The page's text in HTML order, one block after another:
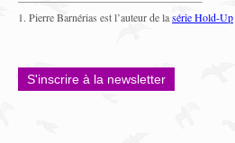
1. Pierre Barnérias est l’auteur de lasérie Hold-Up
S'inscrire à la newsletter